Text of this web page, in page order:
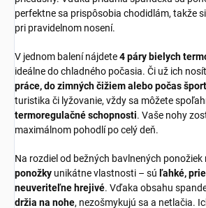
perfektne sa prispôsobia chodidlám, takže
pri pravidelnom nosení.
V jednom balení nájdete4 páry bielych
ideálne do chladného počasia. Či už ich
práce, do zimných čižiem alebo počas
turistika či lyžovanie, vždy sa môžete
termoregulačné schopnosti. Vaše nohy
maximálnom pohodlí po celý deň.
Na rozdiel od bežných bavlnených
ponožky unikátne vlastnosti – sú ľahké,
neuveriteľne hrejivé. Vďaka obsahu
držia na nohe, nezošmykujú sa a netlačia.